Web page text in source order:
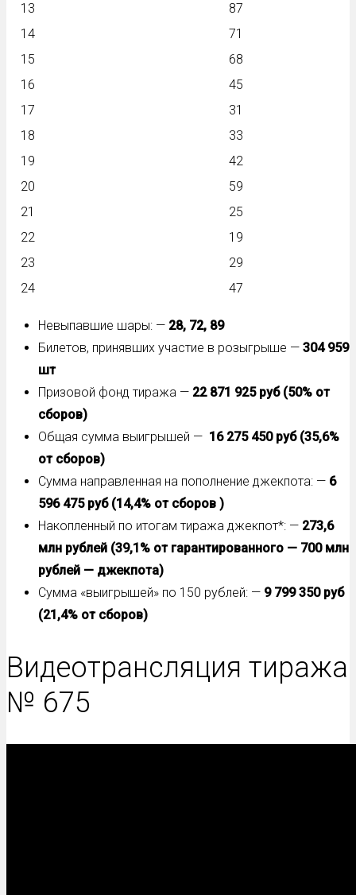
13
87
14
71
15
68
16
45
17
31
18
33
19
42
20
59
21
25
22
19
23
29
24
47
Невыпавшие шары: — 28, 72, 89
Билетов, принявших участие в розыгрыше — 304 959
шт
Призовой фонд тиража — 22 871 925 руб (50% от
сборов)
Общая сумма выигрышей — 16 275 450 руб (35,6%
от сборов)
Сумма направленная на пополнение джекпота: — 6
596 475 руб (14,4% от сборов )
Накопленный по итогам тиража джекпот*: — 273,6
млн рублей (39,1% от гарантированного — 700 млн
рублей — джекпота)
Сумма «выигрышей» по 150 рублей: — 9 799 350 руб
(21,4% от сборов)
Видеотрансляция тиража
№ 675